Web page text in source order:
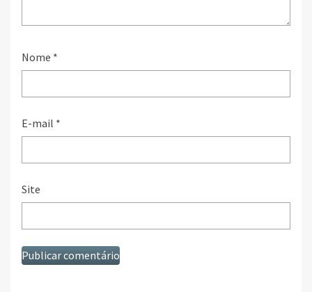
Nome *
E-mail *
Site